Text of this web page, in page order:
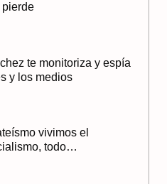
pierde
te monitoriza y espía
y los medios
vivimos el
todo…